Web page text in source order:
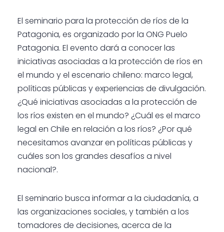
El seminario para la protección de ríos de la
Patagonia, es organizado por la ONG Puelo
Patagonia. El evento dará a conocer las
iniciativas asociadas a la protección de ríos en
el mundo y el escenario chileno: marco legal,
políticas públicas y experiencias de divulgación.
¿Qué iniciativas asociadas a la protección de
los ríos existen en el mundo? ¿Cuál es el marco
legal en Chile en relación a los ríos? ¿Por qué
necesitamos avanzar en políticas públicas y
cuáles son los grandes desafíos a nivel
nacional?.
El seminario busca informar a la ciudadanía, a
las organizaciones sociales, y también a los
tomadores de decisiones, acerca de la